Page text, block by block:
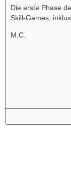
Die erste Phase
Skill-Games,
M.C.